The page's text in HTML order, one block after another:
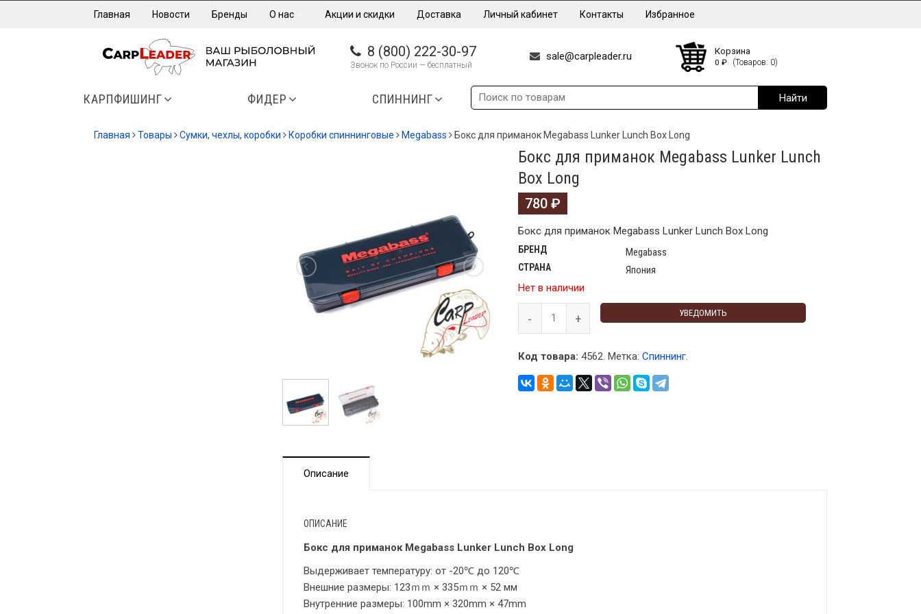
Главная Новости Бренды О нас Акции и скидки Доставка Личный кабинет Контакты Избранное
8 (800) 222-30-97
Звонок по России — бесплатный
sale@carpleader.ru Корзина
0 ₽ (Товаров: 0)
КАРПФИШИНГ ФИДЕР СПИННИНГ
Главная Товары Сумки, чехлы, коробки Коробки спиннинговые Megabass Бокс для приманок Megabass Lunker Lunch Box Long
Бокс для приманок Megabass Lunker Lunch
Box Long
780 ₽
Бокс для приманок Megabass Lunker Lunch Box Long
БРЕНД Megabass
СТРАНА
Япония
Нет в наличии
УВЕДОМИТЬ
Код товара: 4562. Метка: Спиннинг.
Описание
ОПИСАНИЕ
Бокс для приманок Megabass Lunker Lunch Box Long
Выдерживает температуру: от -20℃ до 120℃
Внешние размеры: 123ｍｍ × 335ｍｍ × 52 мм
Внутренние размеры: 100mm × 320mm × 47mm